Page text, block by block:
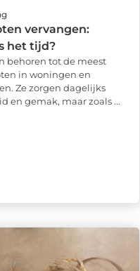
vervangen:
het tijd?
behoren tot de meest
in woningen en
Ze zorgen dagelijks
en gemak, maar zoals ...